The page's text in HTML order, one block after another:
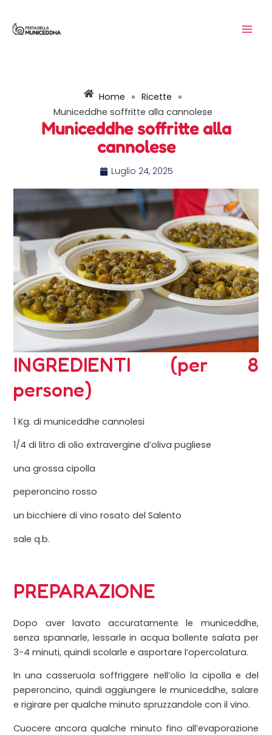
contenuto
Home » Ricette »
Municeddhe soffritte alla cannolese
Municeddhe soffritte alla
cannolese
Luglio 24, 2025
INGREDIENTI (per 8
persone)
1 Kg. di municeddhe cannolesi
1/4 di litro di olio extravergine d’oliva pugliese
una grossa cipolla
peperoncino rosso
un bicchiere di vino rosato del Salento
sale q.b.
PREPARAZIONE
Dopo aver lavato accuratamente le municeddhe,
senza spannarle, lessarle in acqua bollente salata per
3-4 minuti, quindi scolarle e asportare l’opercolatura.
In una casseruola soffriggere nell’olio la cipolla e del
peperoncino, quindi aggiungere le municeddhe, salare
e rigirare per qualche minuto spruzzandole con il vino.
Cuocere ancora qualche minuto fino all’evaporazione